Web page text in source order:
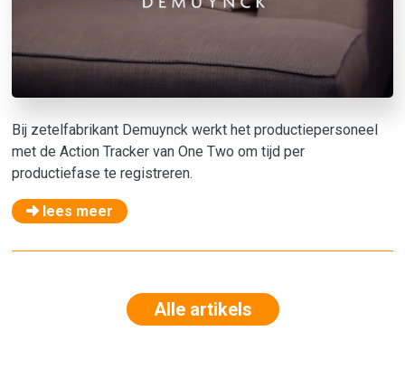
Bij zetelfabrikant Demuynck werkt het productiepersoneel
met de Action Tracker van One Two om tijd per
productiefase te registreren.
lees meer
Alle artikels